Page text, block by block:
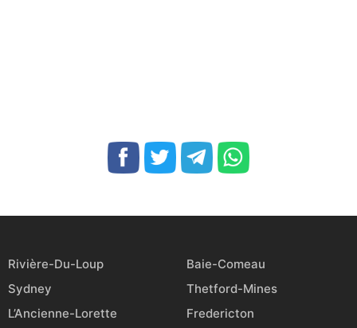
Rivière-Du-Loup
Baie-Comeau
Sydney
Thetford-Mines
L’Ancienne-Lorette
Fredericton